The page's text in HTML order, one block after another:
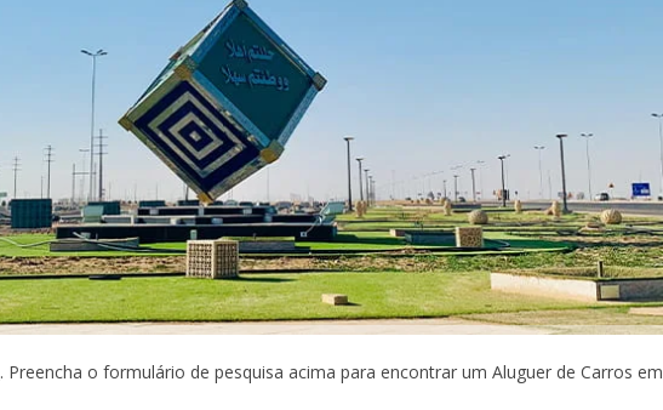
. Preencha o formulário de pesquisa acima para encontrar um Aluguer de Carros em